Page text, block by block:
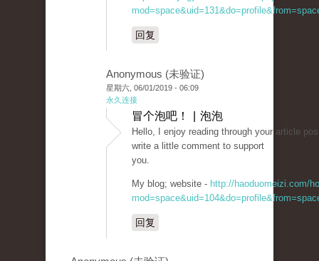
回复
Anonymous (未验证)
星期六, 06/01/2019 - 06:09
永久连接
冒个泡吧！ | 泡泡
Hello, I enjoy reading through your article
write a little comment to support
you.
My blog; website - http://haoduomeizi.com/
回复